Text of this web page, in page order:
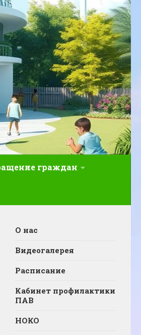
граждан
О нас
Видеогалерея
Расписание
Кабинет профилактики
ПАВ
НОКО